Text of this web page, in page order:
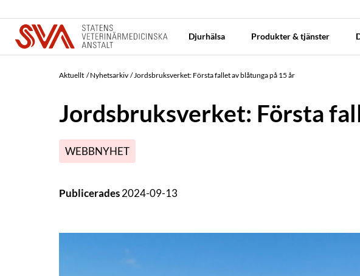
Djurhälsa Produkter & tjänster
Aktuellt Nyhetsarkiv Jordsbruksverket: Första fallet av blåtunga på 15 år
Jordsbruksverket: Första
WEBBNYHET
Publicerades2024-09-13